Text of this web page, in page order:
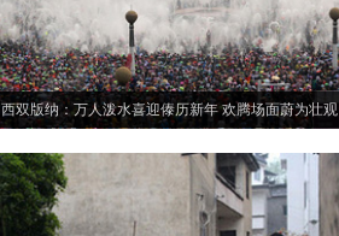
西双版纳：万人泼水喜迎傣历新年 欢腾场面蔚为壮观